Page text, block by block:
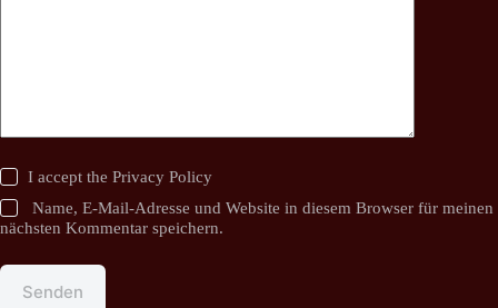
I accept thePrivacy Policy
Name, E-Mail-Adresse und Website in diesem Browser für meinen
nächsten Kommentar speichern.
Senden